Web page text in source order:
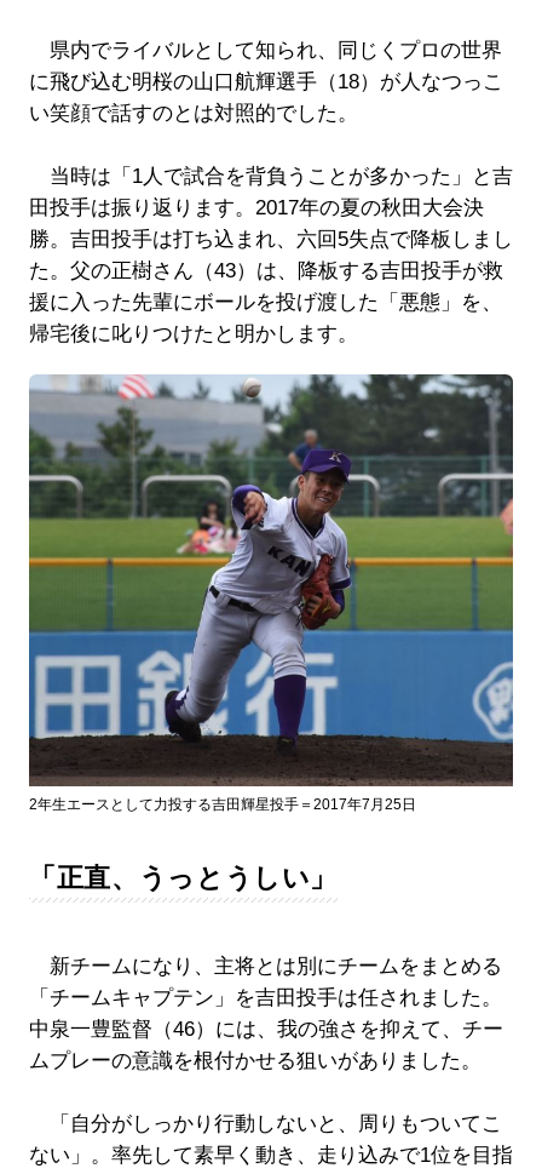
県内でライバルとして知られ、同じくプロの世界
に飛び込む明桜の山口航輝選手（18）が人なつっこ
い笑顔で話すのとは対照的でした。
当時は「1人で試合を背負うことが多かった」と吉
田投手は振り返ります。2017年の夏の秋田大会決
勝。吉田投手は打ち込まれ、六回5失点で降板しまし
た。父の正樹さん（43）は、降板する吉田投手が救
援に入った先輩にボールを投げ渡した「悪態」を、
帰宅後に叱りつけたと明かします。
2年生エースとして力投する吉田輝星投手＝2017年7月25日
「正直、うっとうしい」
新チームになり、主将とは別にチームをまとめる
「チームキャプテン」を吉田投手は任されました。
中泉一豊監督（46）には、我の強さを抑えて、チー
ムプレーの意識を根付かせる狙いがありました。
「自分がしっかり行動しないと、周りもついてこ
ない」。率先して素早く動き、走り込みで1位を目指